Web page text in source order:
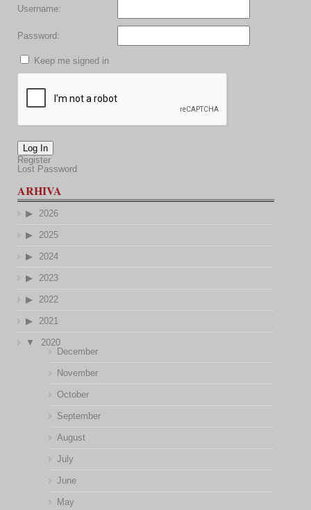
Username:
Password:
Keep me signed in
Log In
Register
Lost Password
ARHIVA
2026
2025
2024
2023
2022
2021
2020
December
November
October
September
August
July
June
May